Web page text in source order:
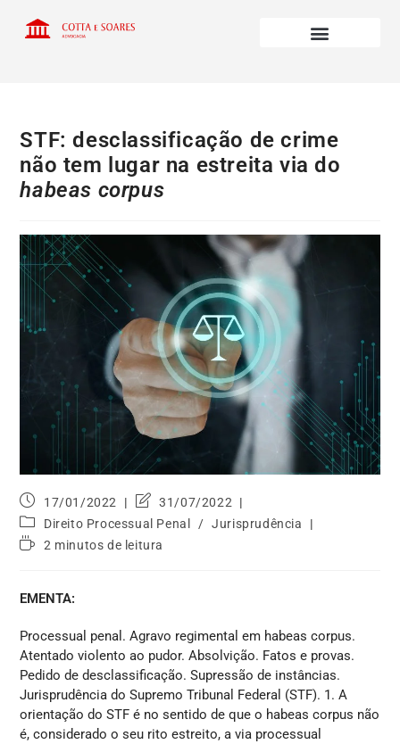
STF: desclassificação de crime
não tem lugar na estreita via do
habeas corpus
17/01/2022
31/07/2022
Direito Processual Penal
/ Jurisprudência
2 minutos de leitura
EMENTA:
Processual penal. Agravo regimental em habeas corpus.
Atentado violento ao pudor. Absolvição. Fatos e provas.
Pedido de desclassificação. Supressão de instâncias.
Jurisprudência do Supremo Tribunal Federal (STF). 1. A
orientação do STF é no sentido de que o habeas corpus não
é, considerado o seu rito estreito, a via processual